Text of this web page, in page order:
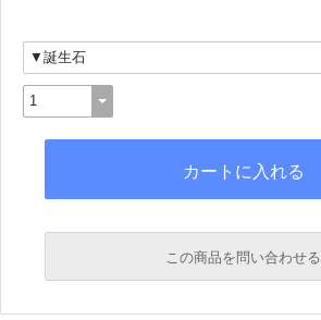
この商品を問い合わせる